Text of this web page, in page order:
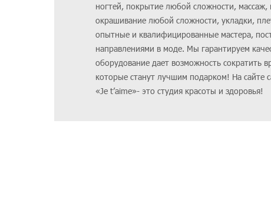
ногтей, покрытие любой сложности,
окрашивание любой сложности, укладки,
опытные и квалифицированные мастера,
направлениями в моде. Мы гарантируем
оборудование дает возможность сократить
которые станут лучшим подарком! На сайте
«Je t’aime»- это студия красоты и здоровья!